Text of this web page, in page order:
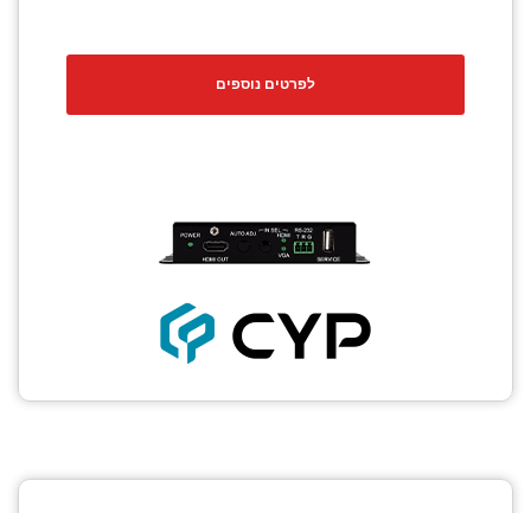
לפרטים נוספים